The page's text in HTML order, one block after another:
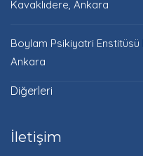
Kavaklıdere, Ankara
Boylam Psikiyatri
Ankara
Diğerleri
İletişim